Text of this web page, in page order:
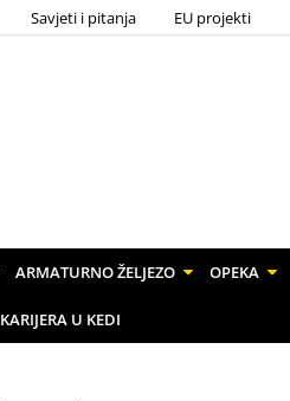
Savjeti i pitanja EU projekti
ARMATURNO ŽELJEZO OPEKA
KARIJERA U KEDI